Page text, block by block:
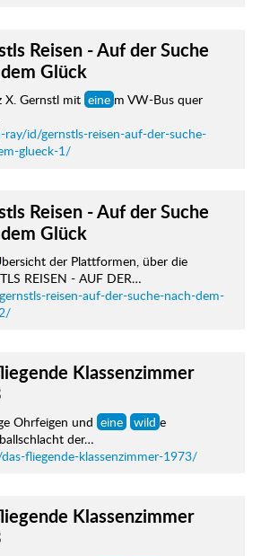
Reisen - Auf der Suche
Glück
X. Gernstl mit eine m VW-Bus quer
ray/id/gernstls-reisen-auf-der-suche-
glueck-1/
Reisen - Auf der Suche
Glück
der Plattformen, über die
REISEN - AUF DER…
reisen-auf-der-suche-nach-dem-
Klassenzimmer
Ohrfeigen und eine wild e
der…
fliegende-klassenzimmer-1973/
Klassenzimmer